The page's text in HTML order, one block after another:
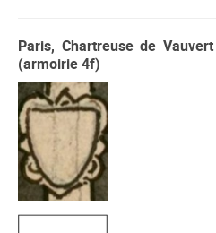
Paris, Chartreuse de
(armoirie 4f)